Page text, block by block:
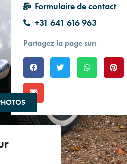
Formulaire de contact
+31 641 616 963
Partagez la page sur: